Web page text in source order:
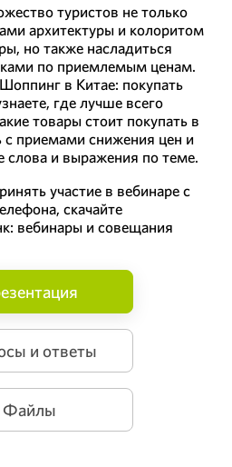
туристов не только
архитектуры и колоритом
но также насладиться
по приемлемым ценам.
в Китае: покупать
где лучше всего
товары стоит покупать в
с приемами снижения цен и
слова и выражения по теме.
участие в вебинаре с
скачайте
вебинары и совещания
и ответы
Файлы